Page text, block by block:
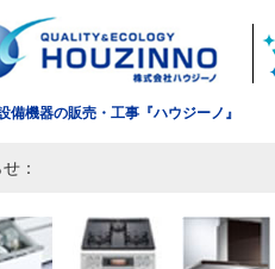
備機器の販売・工事『ハウジーノ』
：